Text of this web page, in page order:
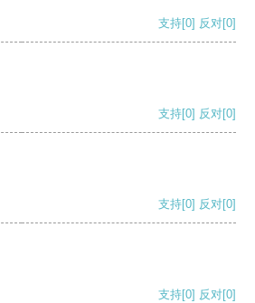
支持[0] 反对[0]
支持[0] 反对[0]
支持[0] 反对[0]
支持[0] 反对[0]